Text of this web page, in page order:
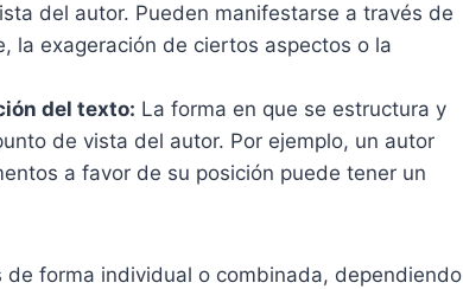
del autor. Pueden manifestarse a través de
la exageración de ciertos aspectos o la
del texto: La forma en que se estructura y
de vista del autor. Por ejemplo, un autor
a favor de su posición puede tener un
forma individual o combinada, dependiendo